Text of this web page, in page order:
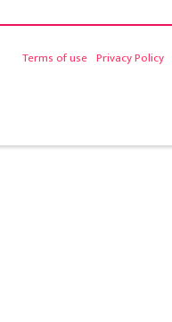
Terms of use Privacy Policy